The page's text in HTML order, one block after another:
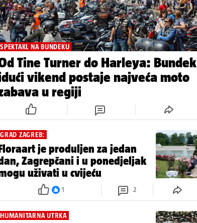
SPEKTAKL NA BUNDEKU
Tine Turner do Harleya: Bundek
vikend postaje najveća moto
u regiji
GRAD ZAGREB:
je produljen za jedan
Zagrepčani i u ponedjeljak
uživati u cvijeću
1 2
HUMANITARNA UTRKA